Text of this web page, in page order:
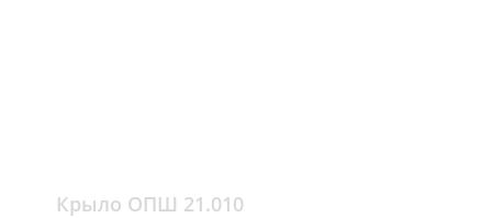
Крыло ОПШ 21.010